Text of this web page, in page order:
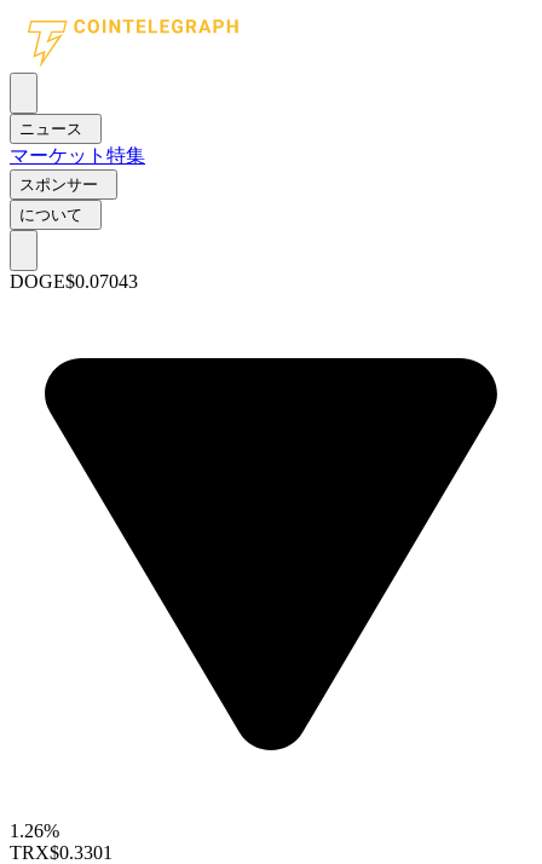
ニュース
マーケット 特集
スポンサー
について
DOGE$0.07043
1.26%
TRX$0.3301